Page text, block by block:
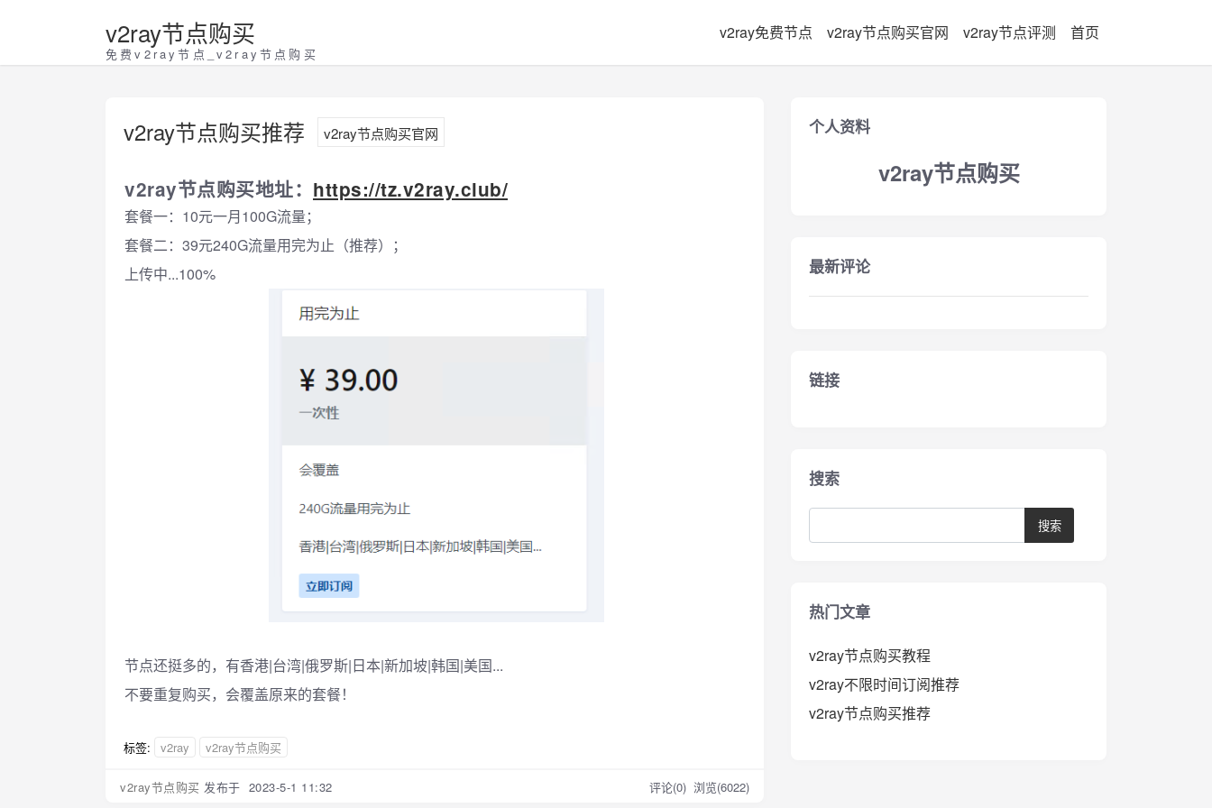
v2ray节点购买
免费v2ray节点_v2ray节点购买
v2ray免费节点 v2ray节点购买官网 v2ray节点评测 首页
v2ray节点购买推荐 v2ray节点购买官网
v2ray节点购买地址： https://tz.v2ray.club/
套餐一：10元一月100G流量；
套餐二：39元240G流量用完为止（推荐）；
上传中...100%
节点还挺多的，有香港|台湾|俄罗斯|日本|新加坡|韩国|美国...
不要重复购买，会覆盖原来的套餐！
标签: v2ray v2ray节点购买
v2ray节点购买 发布于 2023-5-1 11:32 评论(0) 浏览(6022)
个人资料
v2ray节点购买
最新评论
链接
搜索
热门文章
v2ray节点购买教程
v2ray不限时间订阅推荐
v2ray节点购买推荐